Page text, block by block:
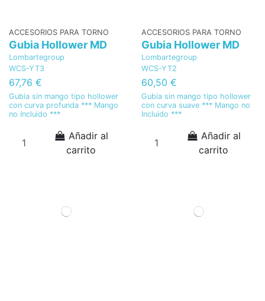
ACCESORIOS PARA TORNO
Gubia Hollower MD
Lombartegroup
WCS-YT3
67,76 €
Gubia sin mango tipo hollower
con curva profunda *** Mango
no Incluido ***
Añadir al
carrito
ACCESORIOS PARA TORNO
Gubia Hollower MD
Lombartegroup
WCS-YT2
60,50 €
Gubia sin mango tipo hollower
con curva suave *** Mango no
Incluido ***
Añadir al
carrito